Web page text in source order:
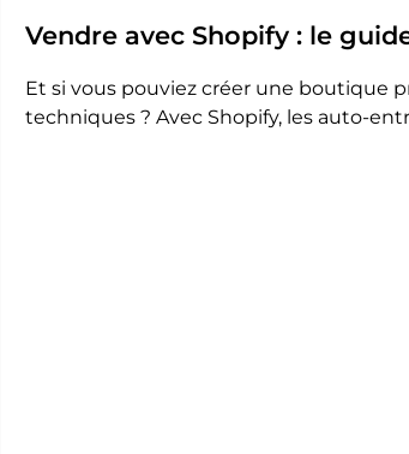
Vendre avec Shopify : le
Et si vous pouviez créer une boutique
techniques ? Avec Shopify, les auto-